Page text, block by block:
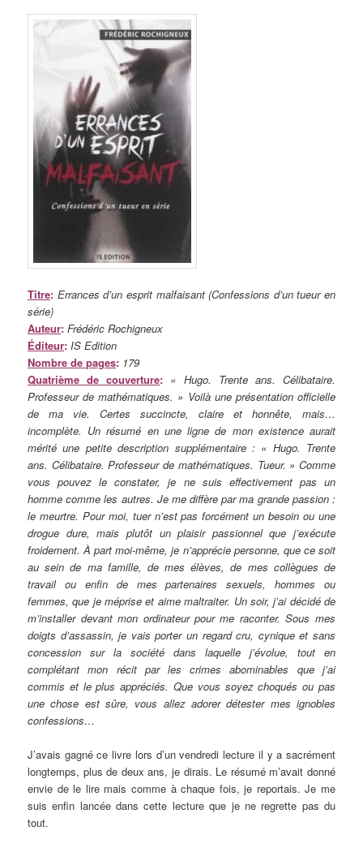
Titre: Errances d’un esprit malfaisant (Confessions d’un tueur en
série)
Auteur:Frédéric Rochigneux
Éditeur: IS Edition
Nombre de pages: 179
Quatrième de couverture: « Hugo. Trente ans. Célibataire.
Professeur de mathématiques. » Voilà une présentation officielle
de ma vie. Certes succincte, claire et honnête, mais…
incomplète. Un résumé en une ligne de mon existence aurait
mérité une petite description supplémentaire : « Hugo. Trente
ans. Célibataire. Professeur de mathématiques. Tueur. » Comme
vous pouvez le constater, je ne suis effectivement pas un
homme comme les autres. Je me diffère par ma grande passion :
le meurtre. Pour moi, tuer n’est pas forcément un besoin ou une
drogue dure, mais plutôt un plaisir passionnel que j’exécute
froidement. À part moi-même, je n’apprécie personne, que ce soit
au sein de ma famille, de mes élèves, de mes collègues de
travail ou enfin de mes partenaires sexuels, hommes ou
femmes, que je méprise et aime maltraiter. Un soir, j’ai décidé de
m’installer devant mon ordinateur pour me raconter. Sous mes
doigts d’assassin, je vais porter un regard cru, cynique et sans
concession sur la société dans laquelle j’évolue, tout en
complétant mon récit par les crimes abominables que j’ai
commis et le plus appréciés. Que vous soyez choqués ou pas
une chose est sûre, vous allez adorer détester mes ignobles
confessions…
J’avais gagné ce livre lors d’un vendredi lecture il y a sacrément
longtemps, plus de deux ans, je dirais. Le résumé m’avait donné
envie de le lire mais comme à chaque fois, je reportais. Je me
suis enfin lancée dans cette lecture que je ne regrette pas du
tout.